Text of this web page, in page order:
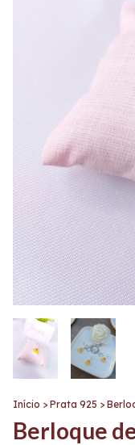
Início > Prata 925 >
Berloque